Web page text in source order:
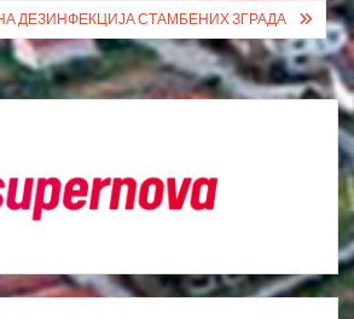
ДЕЗИНФЕКЦИЈА СТАМБЕНИХ ЗГРАДА